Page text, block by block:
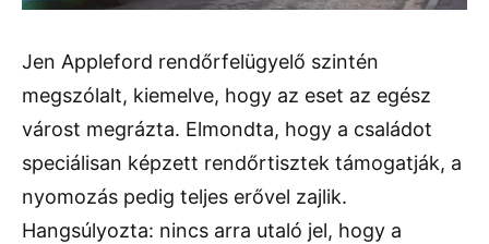
Jen Appleford rendőrfelügyelő szintén
megszólalt, kiemelve, hogy az eset az egész
várost megrázta. Elmondta, hogy a családot
speciálisan képzett rendőrtisztek támogatják, a
nyomozás pedig teljes erővel zajlik.
Hangsúlyozta: nincs arra utaló jel, hogy a